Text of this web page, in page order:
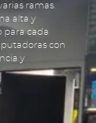
ramas.
alta y
para cada
con
y